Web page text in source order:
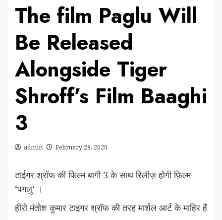
The film Paglu Will
Be Released
Alongside Tiger
Shroff’s Film Baaghi
3
admin February 28, 2020
टाईगर श्रॉफ की फिल्म बागी 3 के साथ रिलीज़ होगी फ़िल्म
‘पगलु’ ।
हीरो मंतोश कुमार टाइगर श्रॉफ की तरह मार्शल आर्ट के माहिर हैं